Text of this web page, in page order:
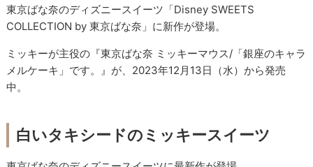
東京ばな奈のディズニースイーツ「Disney SWEETS
COLLECTION by 東京ばな奈」に新作が登場。
ミッキーが主役の『東京ばな奈 ミッキーマウス/「銀座のキャラ
メルケーキ」です。』が、2023年12月13日（水）から発売
中。
白いタキシードのミッキースイーツ